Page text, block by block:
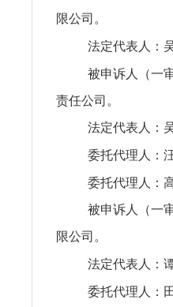
限公司。
法定代表人：
被申诉人（一
责任公司。
法定代表人：
委托代理人：
委托代理人：
被申诉人（一
限公司。
法定代表人：
委托代理人：